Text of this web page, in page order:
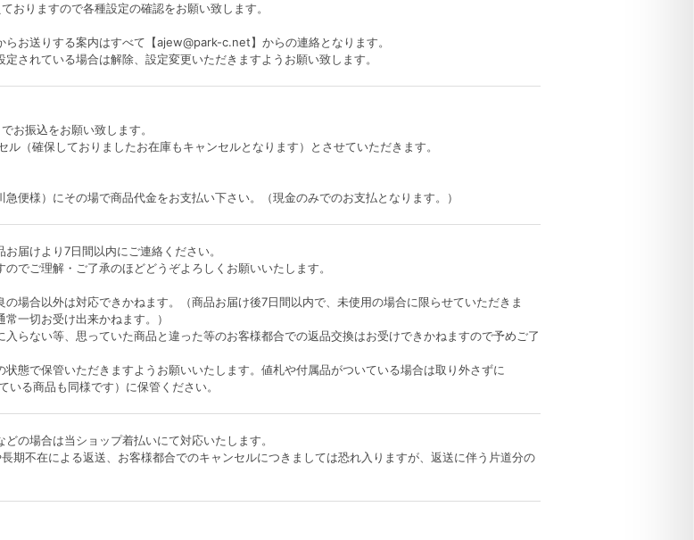
おりますので各種設定の確認をお願い致します。
らお送りする案内はすべて【ajew@park-c.net】からの連絡となります。
されている場合は解除、設定変更いただきますようお願い致します。
お振込をお願い致します。
（確保しておりましたお在庫もキャンセルとなります）とさせていただきます。
便様）にその場で商品代金をお支払い下さい。（現金のみでのお支払となります。）
届けより7日間以内にご連絡ください。
でご理解・ご了承のほどどうぞよろしくお願いいたします。
の場合以外は対応できかねます。（商品お届け後7日間以内で、未使用の場合に限らせていただきま
一切お受け出来かねます。）
入らない等、思っていた商品と違った等のお客様都合での返品交換はお受けできかねますので予めご了
状態で保管いただきますようお願いいたします。値札や付属品がついている場合は取り外さずに
いる商品も同様です）に保管ください。
の場合は当ショップ着払いにて対応いたします。
期不在による返送、お客様都合でのキャンセルにつきましては恐れ入りますが、返送に伴う片道分の